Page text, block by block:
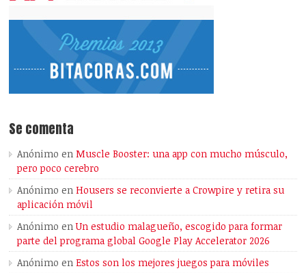
Se comenta
Anónimo enMuscle Booster: una app con mucho músculo,
pero poco cerebro
Anónimo enHousers se reconvierte a Crowpire y retira su
aplicación móvil
Anónimo enUn estudio malagueño, escogido para formar
parte del programa global Google Play Accelerator 2026
Anónimo enEstos son los mejores juegos para móviles